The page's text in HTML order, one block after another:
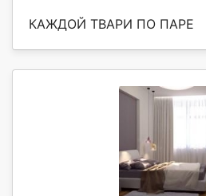
КАЖДОЙ ТВАРИ ПО ПАРЕ